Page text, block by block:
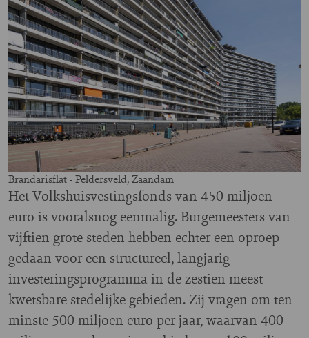
Brandarisflat - Peldersveld, Zaandam
Het Volkshuisvestingsfonds van 450 miljoen
euro is vooralsnog eenmalig. Burgemeesters van
vijftien grote steden hebben echter een oproep
gedaan voor een structureel, langjarig
investeringsprogramma in de zestien meest
kwetsbare stedelijke gebieden. Zij vragen om ten
minste 500 miljoen euro per jaar, waarvan 400